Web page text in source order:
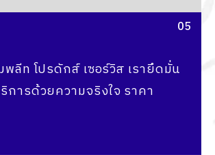
05
พลีท โปรดักส์ เซอร์วิส เรายึดมั่น
การด้วยความจริงใจ ราคา